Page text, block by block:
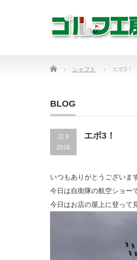
Home シャフト エボ3！
BLOG
11.6
2016
エボ3！
いつもありがとうございま
今日は自衛隊の航空ショー
今日はお店の屋上に登って